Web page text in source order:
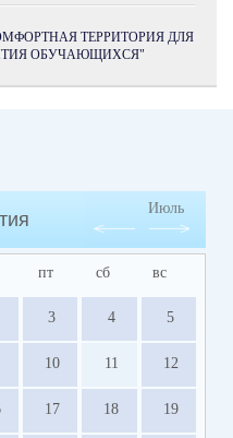
ТЕРРИТОРИЯ ДЛЯ
ОБУЧАЮЩИХСЯ"
Июль
пт сб вс
3 4 5
10 11 12
17 18 19